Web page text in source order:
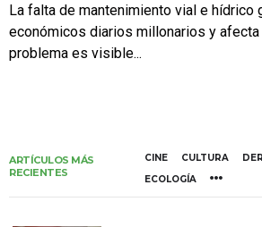
La falta de mantenimiento vial e hídrico
económicos diarios millonarios y
problema es visible...
ARTÍCULOS MÁS
RECIENTES
CINE CULTURA
ECOLOGÍA